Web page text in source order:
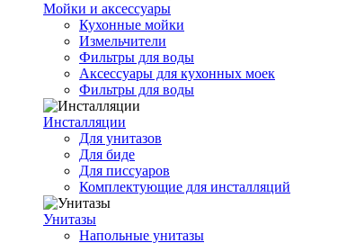
Мойки и аксессуары
Кухонные мойки
Измельчители
Фильтры для воды
Аксессуары для кухонных моек
Фильтры для воды
Инсталляции
Для унитазов
Для биде
Для писсуаров
Комплектующие для инсталляций
Унитазы
Напольные унитазы